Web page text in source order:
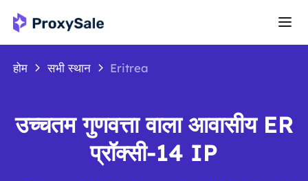
होम सभी स्थान Eritrea
उच्चतम गुणवत्ता वाला आवासीय ER
प्रॉक्सी-14 IP